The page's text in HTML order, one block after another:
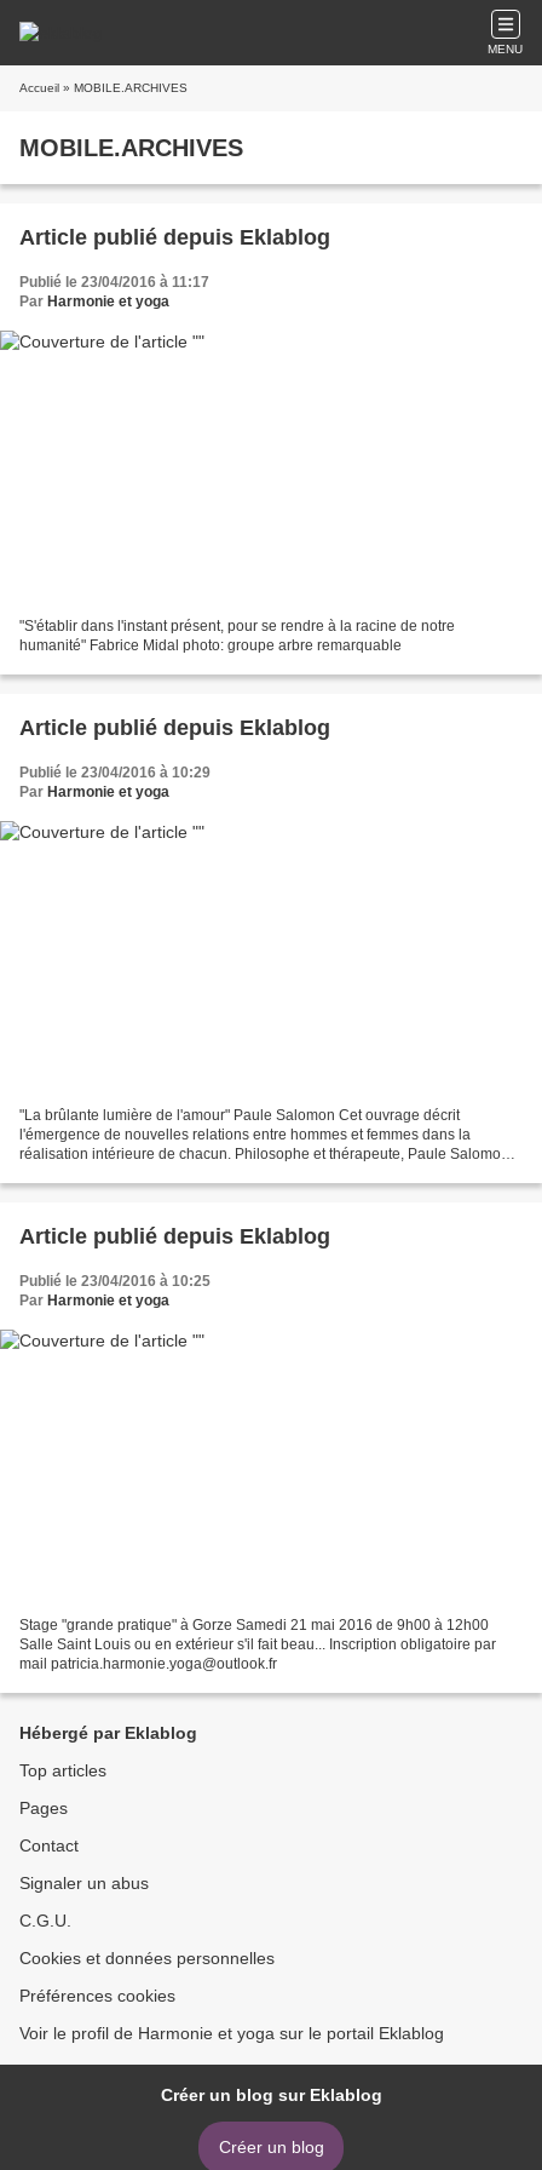
MENU
Accueil » MOBILE.ARCHIVES
MOBILE.ARCHIVES
Article publié depuis Eklablog
Publié le 23/04/2016 à 11:17
Par Harmonie et yoga
"S'établir dans l'instant présent, pour se rendre à la racine de notre
humanité" Fabrice Midal photo: groupe arbre remarquable
Article publié depuis Eklablog
Publié le 23/04/2016 à 10:29
Par Harmonie et yoga
"La brûlante lumière de l'amour" Paule Salomon Cet ouvrage décrit
l'émergence de nouvelles relations entre hommes et femmes dans la
réalisation intérieure de chacun. Philosophe et thérapeute, Paule Salomon
Article publié depuis Eklablog
Publié le 23/04/2016 à 10:25
Par Harmonie et yoga
Stage "grande pratique" à Gorze Samedi 21 mai 2016 de 9h00 à 12h00
Salle Saint Louis ou en extérieur s'il fait beau... Inscription obligatoire par
mail patricia.harmonie.yoga@outlook.fr
Hébergé par Eklablog
Top articles
Pages
Contact
Signaler un abus
C.G.U.
Cookies et données personnelles
Préférences cookies
Voir le profil de Harmonie et yoga sur le portail Eklablog
Créer un blog sur Eklablog
Créer un blog